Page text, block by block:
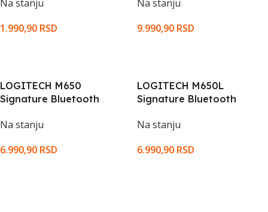
Na stanju
1.990,90 RSD
Na stanju
9.990,90 RSD
LOGITECH M650
Signature Bluetooth
Na stanju
6.990,90 RSD
LOGITECH M650L
Signature Bluetooth
Na stanju
6.990,90 RSD